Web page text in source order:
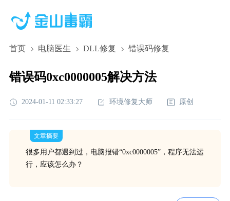
首页 电脑医生 DLL修复 错误码修复
错误码0xc0000005解决方法
2024-01-11 02:33:27 环境修复大师 原创
文章摘要
很多用户都遇到过，电脑报错“0xc0000005”，程序无法运
行，应该怎么办？